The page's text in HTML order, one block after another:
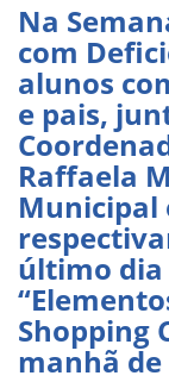
Na
com
alunos
e pais,
Raffaela
Municipal
último dia
Shopping
manhã